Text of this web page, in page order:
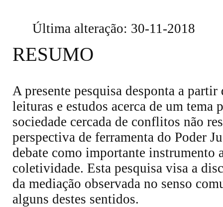
Última alteração: 30-11-2018
RESUMO
A presente pesquisa desponta a
leituras e estudos acerca de um
sociedade cercada de conflitos não
perspectiva de ferramenta do Poder
debate como importante instrumento
coletividade. Esta pesquisa visa a
da mediação observada no senso
alguns destes sentidos.